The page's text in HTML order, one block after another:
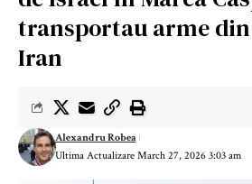
transportau arme
Iran
Ultima Actualizare March 27, 2026 3:03 am
Alexandru Robea